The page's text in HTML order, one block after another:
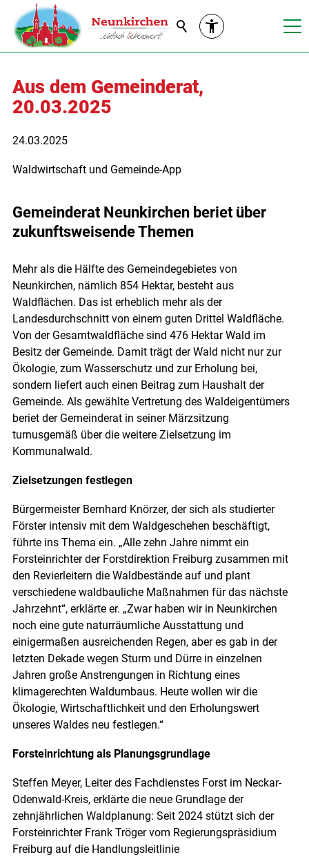
Suche
Aus dem Gemeinderat,
20.03.2025
24.03.2025
Waldwirtschaft und Gemeinde-App
Gemeinderat Neunkirchen beriet über
zukunftsweisende Themen
Mehr als die Hälfte des Gemeindegebietes von
Neunkirchen, nämlich 854 Hektar, besteht aus
Waldflächen. Das ist erheblich mehr als der
Landesdurchschnitt von einem guten Drittel Waldfläche.
Von der Gesamtwaldfläche sind 476 Hektar Wald im
Besitz der Gemeinde. Damit trägt der Wald nicht nur zur
Ökologie, zum Wasserschutz und zur Erholung bei,
sondern liefert auch einen Beitrag zum Haushalt der
Gemeinde. Als gewählte Vertretung des Waldeigentümers
beriet der Gemeinderat in seiner Märzsitzung
turnusgemäß über die weitere Zielsetzung im
Kommunalwald.
Zielsetzungen festlegen
Bürgermeister Bernhard Knörzer, der sich als studierter
Förster intensiv mit dem Waldgeschehen beschäftigt,
führte ins Thema ein. „Alle zehn Jahre nimmt ein
Forsteinrichter der Forstdirektion Freiburg zusammen mit
den Revierleitern die Waldbestände auf und plant
verschiedene waldbauliche Maßnahmen für das nächste
Jahrzehnt“, erklärte er. „Zwar haben wir in Neunkirchen
noch eine gute naturräumliche Ausstattung und
einigermaßen ausreichenden Regen, aber es gab in der
letzten Dekade wegen Sturm und Dürre in einzelnen
Jahren große Anstrengungen in Richtung eines
klimagerechten Waldumbaus. Heute wollen wir die
Ökologie, Wirtschaftlichkeit und den Erholungswert
unseres Waldes neu festlegen.“
Forsteinrichtung als Planungsgrundlage
Steffen Meyer, Leiter des Fachdienstes Forst im Neckar-
Odenwald-Kreis, erklärte die neue Grundlage der
zehnjährlichen Waldplanung: Seit 2024 stützt sich der
Forsteinrichter Frank Tröger vom Regierungspräsidium
Freiburg auf die Handlungsleitlinie